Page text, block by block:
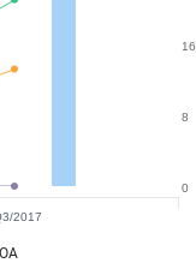
0
8
16
2017